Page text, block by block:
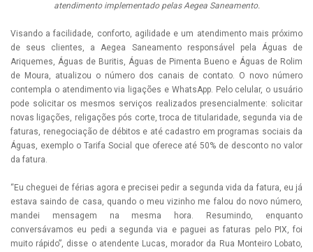
atendimento implementado pelas Aegea Saneamento.
Visando a facilidade, conforto, agilidade e um atendimento mais próximo
de seus clientes, a Aegea Saneamento responsável pela Águas de
Ariquemes, Águas de Buritis, Águas de Pimenta Bueno e Águas de Rolim
de Moura, atualizou o número dos canais de contato. O novo número
contempla o atendimento via ligações e WhatsApp. Pelo celular, o usuário
pode solicitar os mesmos serviços realizados presencialmente: solicitar
novas ligações, religações pós corte, troca de titularidade, segunda via de
faturas, renegociação de débitos e até cadastro em programas sociais da
Águas, exemplo o Tarifa Social que oferece até 50% de desconto no valor
da fatura.
“Eu cheguei de férias agora e precisei pedir a segunda vida da fatura, eu já
estava saindo de casa, quando o meu vizinho me falou do novo número,
mandei mensagem na mesma hora. Resumindo, enquanto
conversávamos eu pedi a segunda via e paguei as faturas pelo PIX, foi
muito rápido”, disse o atendente Lucas, morador da Rua Monteiro Lobato,